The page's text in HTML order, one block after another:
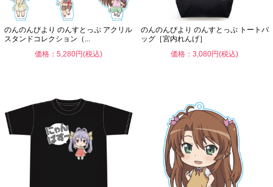
のんのんびより のんすとっぷ アクリル
スタンドコレクション（...
価格：5,280円(税込)
のんのんびより のんすとっぷ トートバ
ッグ［宮内れんげ］
価格：3,080円(税込)